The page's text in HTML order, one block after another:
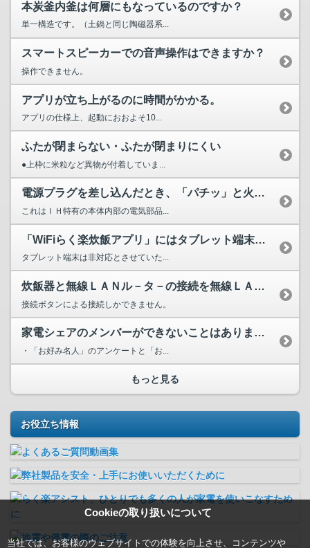
Cookieの取り扱いについて
当社では、お客様のウェブサイトでの体験を向上させ、コンテンツや
本炭釜内釜は何層にもなっているのですか？
単一構造です。（土鍋と同じ陶磁器系...
スマートスピーカーでの音声操作はできますか？
操作できません。
アプリが立ち上がるのに時間がかかる。
アプリの仕様上、起動におおよそ10...
ふたが閉まらない・ふたが閉まりにくい
●上枠に米粒など異物が付着していま...
電源プラグを差し込んだとき、「パチッ」と火花がでる。
これはＩＨ特有の本体内部の電気部品...
「WiFiらく楽炊飯アプリ」にはタブレット端末は対応してい...
タブレット端末は非対応とさせていた...
炊飯器と無線ＬＡＮル－タ－の接続を無線ＬＡＮル－タ－のパス...
接続ボタンによる接続しかできません。
家電シェアのメンバーができないことはありますか？
・「お好み名人」のアンケートと「お...
もっと見る
お役立ち情報